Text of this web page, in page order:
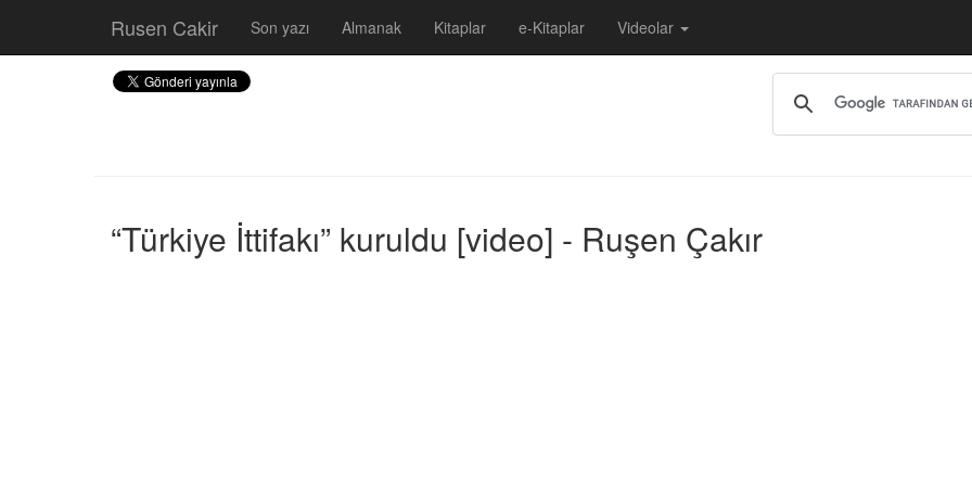
Rusen Cakir Son yazı Almanak Kitaplar e-Kitaplar Videolar
“Türkiye İttifakı” kuruldu [video] - Ruşen Çakır